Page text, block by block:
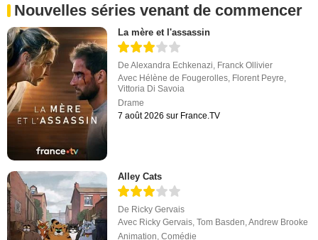
Nouvelles séries venant de commencer
La mère et l'assassin
DeAlexandra Echkenazi Franck Ollivier
Avec Hélène de Fougerolles Florent Peyre
Vittoria Di Savoia
Drame
7 août 2026 sur France.TV
Alley Cats
De Ricky Gervais
Avec Ricky Gervais,Tom Basden,Andrew Brooke
Animation,Comédie